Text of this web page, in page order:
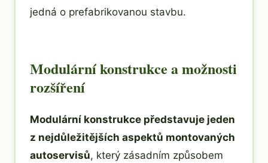
jedná o prefabrikovanou stavbu.
Modulární konstrukce a možnosti
rozšíření
Modulární konstrukce představuje jeden
z nejdůležitějších aspektů montovaných
autoservisů, který zásadním způsobem